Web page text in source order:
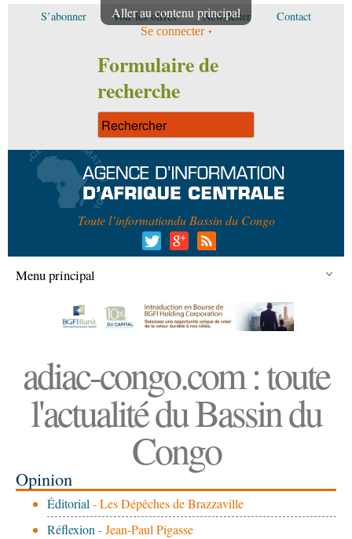
Aller au contenu principal
S’abonner Voir les offres Newsletter Contact
Se connecter
Formulaire de
recherche
Toute l’informationdu Bassin du Congo
Menu principal
adiac-congo.com : toute
l'actualité du Bassin du
Congo
Opinion
Éditorial- Les Dépêches de Brazzaville
Réflexion- Jean-Paul Pigasse